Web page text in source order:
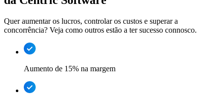
Quer aumentar os lucros, controlar os custos e superar a
concorrência? Veja como outros estão a ter sucesso connosco.
Aumento de 15% na margem